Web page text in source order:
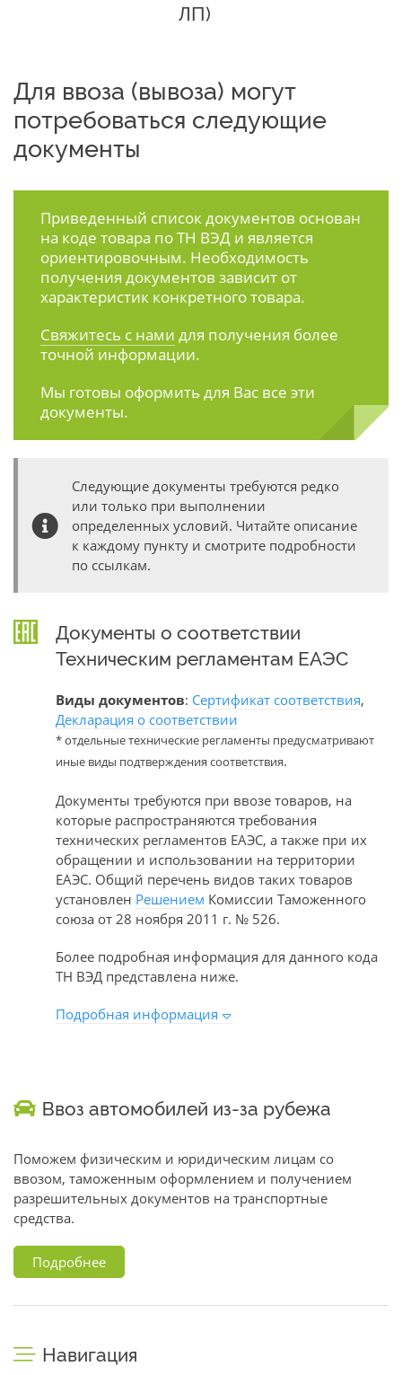
ЛП)
Для ввоза (вывоза) могут
потребоваться следующие
документы
Приведенный список документов основан
на коде товара по ТН ВЭД и является
ориентировочным. Необходимость
получения документов зависит от
характеристик конкретного товара.
Свяжитесь с нами для получения более
точной информации.
Мы готовы оформить для Вас все эти
документы.
Следующие документы требуются редко
или только при выполнении
определенных условий. Читайте описание
к каждому пункту и смотрите подробности
по ссылкам.
Документы о соответствии
Техническим регламентам ЕАЭС
Виды документов: Сертификат соответствия,
Декларация о соответствии
* отдельные технические регламенты предусматривают
иные виды подтверждения соответствия.
Документы требуются при ввозе товаров, на
которые распространяются требования
технических регламентов ЕАЭС, а также при их
обращении и использовании на территории
ЕАЭС. Общий перечень видов таких товаров
установлен Решением Комиссии Таможенного
союза от 28 ноября 2011 г. № 526.
Более подробная информация для данного кода
ТН ВЭД представлена ниже.
Подробная информация
Ввоз автомобилей из-за рубежа
Поможем физическим и юридическим лицам со
ввозом, таможенным оформлением и получением
разрешительных документов на транспортные
средства.
Подробнее
Навигация